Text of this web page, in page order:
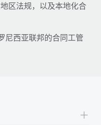
区法规，以及本地化合
尼西亚联邦的合同工管
+